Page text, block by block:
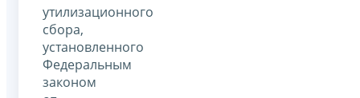
утилизационного
сбора,
установленного
Федеральным
законом